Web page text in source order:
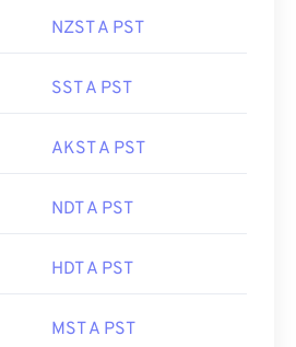
NZST A PST
SST A PST
AKST A PST
NDT A PST
HDT A PST
MST A PST